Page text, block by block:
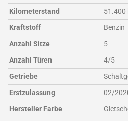
Kilometerstand
51.400
Kraftstoff
Benzin
Anzahl Sitze
5
Anzahl Türen
4/5
Getriebe
Erstzulassung
02/
Hersteller Farbe